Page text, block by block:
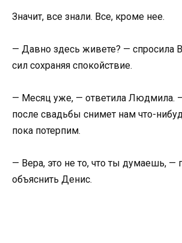
Значит, все знали. Все, кроме нее.
— Давно здесь живете? — спросила
сил сохраняя спокойствие.
— Месяц уже, — ответила Людмила.
после свадьбы снимет нам что-
пока потерпим.
— Вера, это не то, что ты думаешь, —
объяснить Денис.